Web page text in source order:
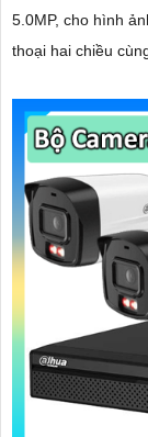
5.0MP, cho hình ảnh sắc nét
thoại hai chiều